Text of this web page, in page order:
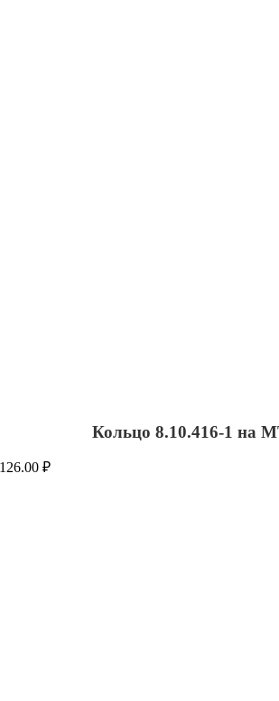
Кольцо 8.10.416-1 на
126.00₽